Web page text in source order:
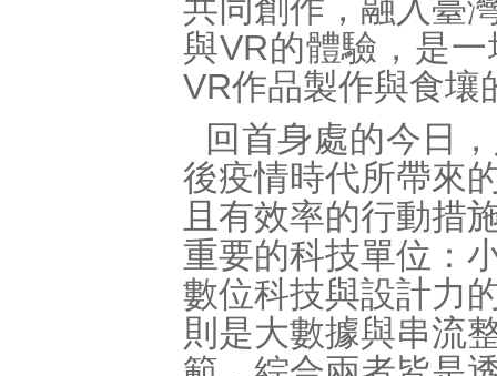
共同創作，融入臺
與VR的體驗，是
VR作品製作與食壤
回首身處的今日
後疫情時代所帶來
且有效率的行動措
重要的科技單位：
數位科技與設計力
則是大數據與串流